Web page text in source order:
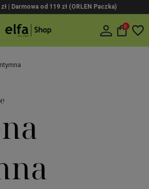
| Darmowa od 119 zł (ORLEN Paczka)
0